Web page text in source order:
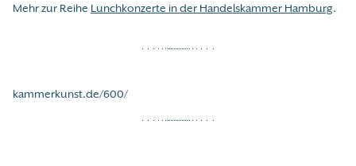
Mehr zur Reihe Lunchkonzerte in der Handelskammer Hamburg.
kammerkunst.de/600/